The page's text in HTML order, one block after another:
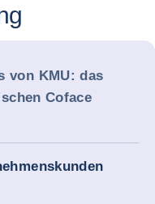
von KMU: das
Coface